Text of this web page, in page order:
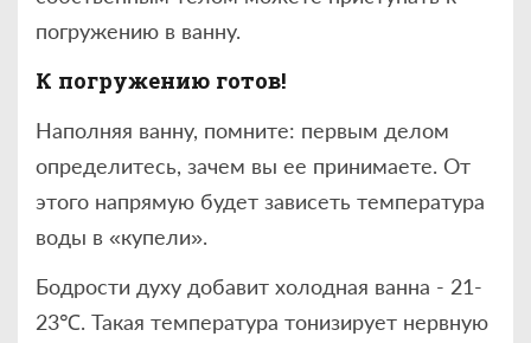
погружению в ванну.
К погружению готов!
Наполняя ванну, помните: первым делом
определитесь, зачем вы ее принимаете. От
этого напрямую будет зависеть температура
воды в «купели».
Бодрости духу добавит холодная ванна - 21-
23℃. Такая температура тонизирует нервную